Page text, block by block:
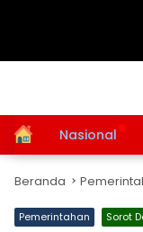
HomeNasional
Beranda
Pemerintahan Sorot